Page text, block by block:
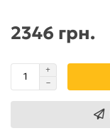
2346 грн.